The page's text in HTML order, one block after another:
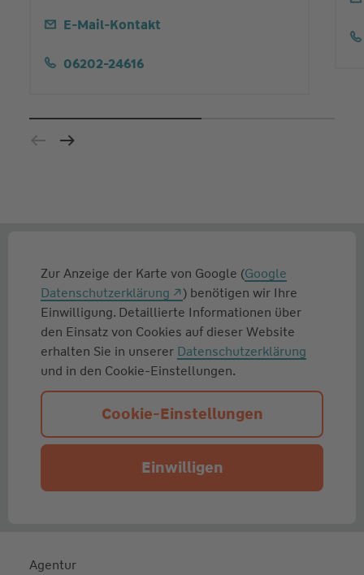
E-Mail-Kontakt
06202-24616
Zur Anzeige der Karte von Google (Google
Datenschutzerklärung
) benötigen wir Ihre
Einwilligung. Detaillierte Informationen über
den Einsatz von Cookies auf dieser Website
erhalten Sie in unserer Datenschutzerklärung
und in den Cookie-Einstellungen.
Cookie-Einstellungen
Einwilligen
Agentur